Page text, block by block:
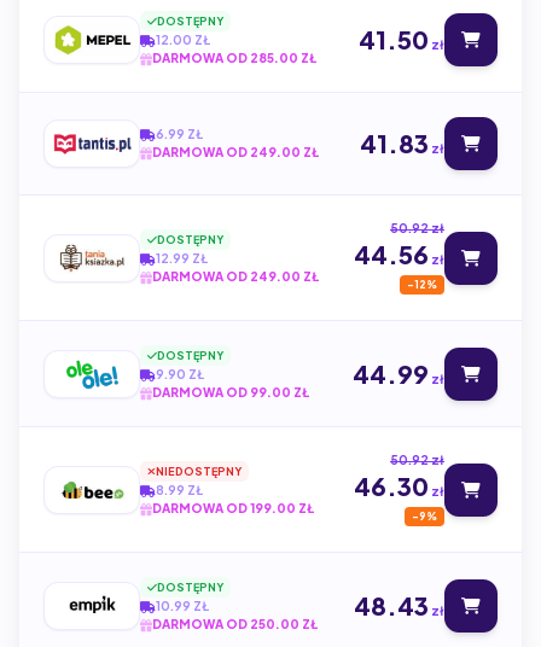
DOSTĘPNY
12.00 ZŁ
DARMOWA OD 285.00 ZŁ
41.50 zł
6.99 ZŁ
DARMOWA OD 249.00 ZŁ
41.83 zł
DOSTĘPNY
12.99 ZŁ
DARMOWA OD 249.00 ZŁ
50.92 zł
44.56 zł
-12%
DOSTĘPNY
9.90 ZŁ
DARMOWA OD 99.00 ZŁ
44.99 zł
NIEDOSTĘPNY
8.99 ZŁ
DARMOWA OD 199.00 ZŁ
50.92 zł
46.30 zł
-9%
DOSTĘPNY
10.99 ZŁ
DARMOWA OD 250.00 ZŁ
48.43 zł